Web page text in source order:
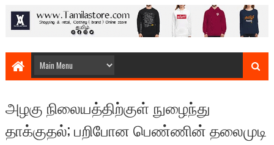
அழகு நிலையத்திற்குள் நுழைந்து
தாக்குதல்; பறிபோன பெண்ணின் தலைமுடி